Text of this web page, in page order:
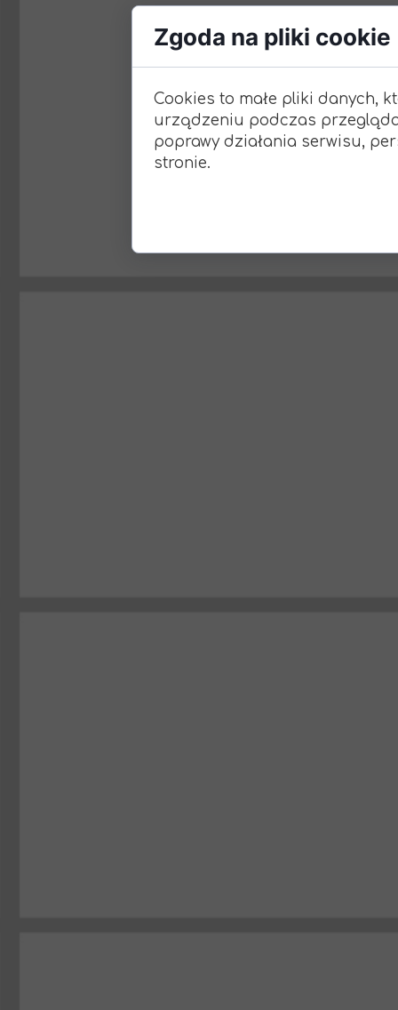
Zgoda na pliki cookie
Cookies to małe pliki danych,
urządzeniu podczas
poprawy działania serwisu,
stronie.